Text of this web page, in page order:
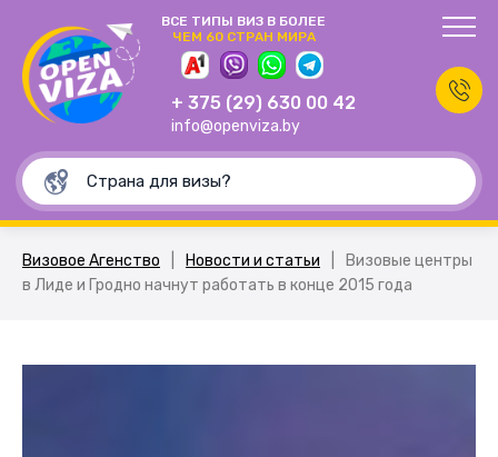
ВСЕ ТИПЫ ВИЗ В БОЛЕЕ
ЧЕМ 60 СТРАН МИРА
+ 375 (29) 630 00 42
info@openviza.by
Визовое Агенство Новости и статьи
Визовые центры
в Лиде и Гродно начнут работать в конце 2015 года